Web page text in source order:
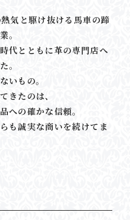
気と駆け抜ける馬車の蹄
。
代とともに革の専門店へ
。
いもの。
きたのは、
への確かな信頼。
も誠実な商いを続けてま